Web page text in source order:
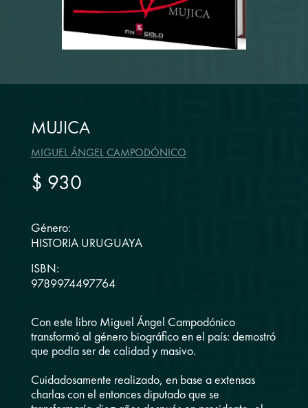
MUJICA
MIGUEL ÁNGEL CAMPODÓNICO
$ 930
Género:
HISTORIA URUGUAYA
ISBN:
9789974497764
Con este libro Miguel Ángel Campodónico
transformó al género biográfico en el país: demostró
que podía ser de calidad y masivo.
Cuidadosamente realizado, en base a extensas
charlas con el entonces diputado que se